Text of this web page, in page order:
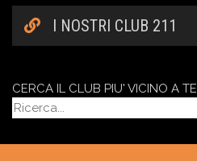
I NOSTRI CLUB 211
CERCA IL CLUB PIU' VICINO A TE